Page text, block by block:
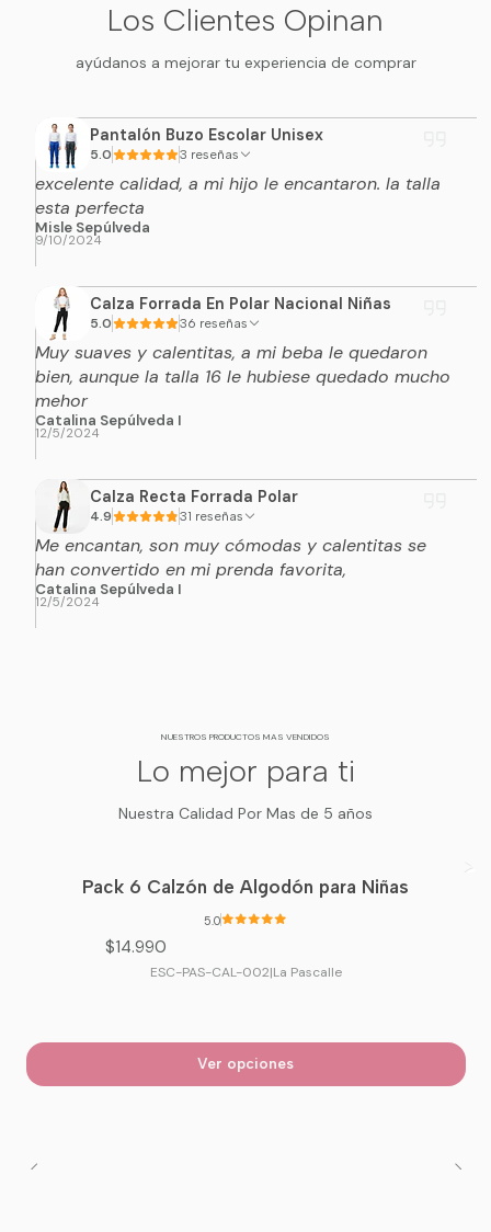
Los Clientes Opinan
ayúdanos a mejorar tu experiencia de comprar
Pantalón Buzo Escolar Unisex
5.0 3 reseñas
excelente calidad, a mi hijo le encantaron. la talla
esta perfecta
Misle Sepúlveda
9/10/2024
Calza Forrada En Polar Nacional Niñas
5.0 36 reseñas
Muy suaves y calentitas, a mi beba le quedaron
bien, aunque la talla 16 le hubiese quedado mucho
mehor
Catalina Sepúlveda I
12/5/2024
Calza Recta Forrada Polar
4.9 31 reseñas
Me encantan, son muy cómodas y calentitas se
han convertido en mi prenda favorita,
Catalina Sepúlveda I
12/5/2024
NUESTROS PRODUCTOS MAS VENDIDOS
Lo mejor para ti
Nuestra Calidad Por Mas de 5 años
Pack 6 Calzón de Algodón para Niñas
5.0
$14.990
ESC-PAS-CAL-002|La Pascalle
Ver opciones